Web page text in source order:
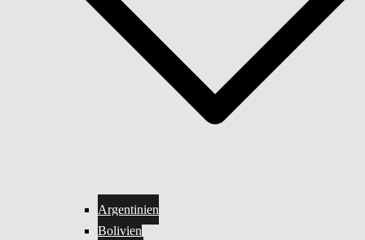
Argentinien
Bolivien